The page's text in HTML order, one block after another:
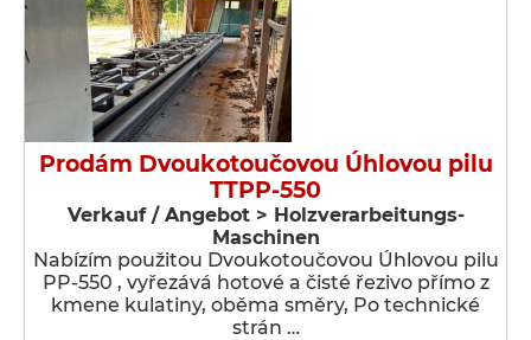
Prodám Dvoukotoučovou Úhlovou pilu
TTPP-550
Verkauf / Angebot > Holzverarbeitungs-
Maschinen
Nabízím použitou Dvoukotoučovou Úhlovou pilu
PP-550 , vyřezává hotové a čisté řezivo přímo z
kmene kulatiny, oběma směry, Po technické
strán …